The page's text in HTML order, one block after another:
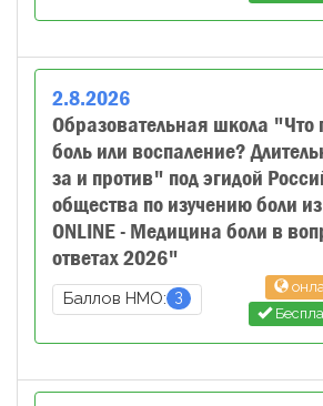
2.8.2026
Образовательная школа "Что
боль или воспаление?
за и против" под эгидой
общества по изучению боли
ONLINE - Медицина боли в
ответах 2026"
Баллов НМО: 3